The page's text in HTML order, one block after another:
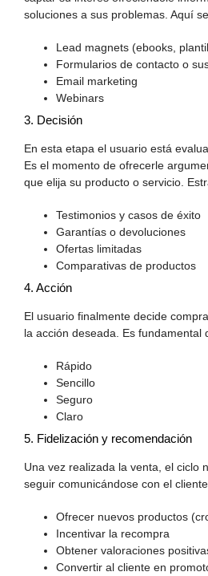
soluciones a sus problemas. Aquí
Lead magnets (ebooks,
Formularios de contacto o
Email marketing
Webinars
3. Decisión
En esta etapa el usuario está
Es el momento de ofrecerle
que elija su producto o servicio.
Testimonios y casos de éxito
Garantías o devoluciones
Ofertas limitadas
Comparativas de productos
4. Acción
El usuario finalmente decide
la acción deseada. Es fundamental
Rápido
Sencillo
Seguro
Claro
5. Fidelización y recomendación
Una vez realizada la venta, el ciclo
seguir comunicándose con el
Ofrecer nuevos productos
Incentivar la recompra
Obtener valoraciones
Convertir al cliente en